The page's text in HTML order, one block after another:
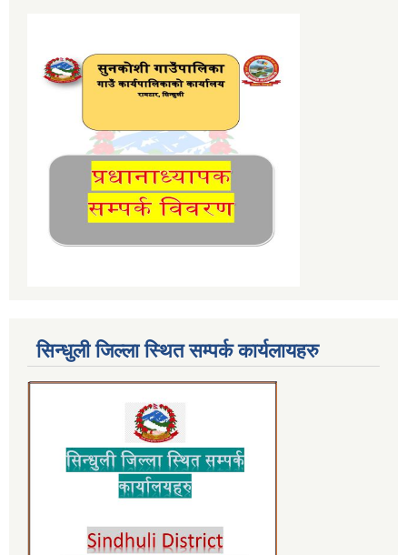
सिन्धुली जिल्ला स्थित सम्पर्क कार्यलायहरु